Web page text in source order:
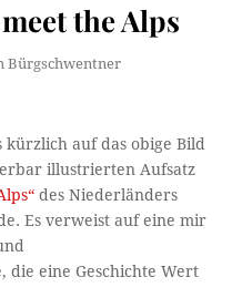
the Alps
Bürgschwentner
auf das obige Bild
illustrierten Aufsatz
des Niederländers
Es verweist auf eine mir
die eine Geschichte Wert